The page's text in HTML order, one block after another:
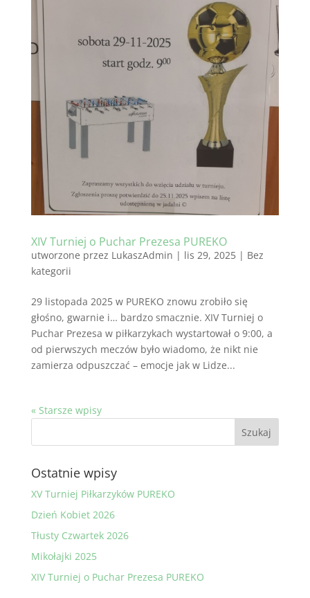
XIV Turniej o Puchar Prezesa PUREKO
utworzone przez LukaszAdmin | lis 29, 2025| Bez
kategorii
29 listopada 2025 w PUREKO znowu zrobiło się
głośno, gwarnie i… bardzo smacznie. XIV Turniej o
Puchar Prezesa w piłkarzykach wystartował o 9:00, a
od pierwszych meczów było wiadomo, że nikt nie
zamierza odpuszczać – emocje jak w Lidze...
« Starsze wpisy
Ostatnie wpisy
XV Turniej Piłkarzyków PUREKO
Dzień Kobiet 2026
Tłusty Czwartek 2026
Mikołajki 2025
XIV Turniej o Puchar Prezesa PUREKO